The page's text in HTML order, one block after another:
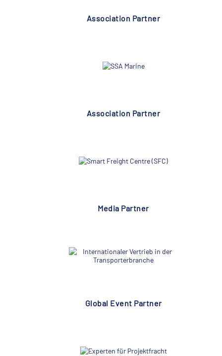
Association Partner
Association Partner
Media Partner
Global Event Partner